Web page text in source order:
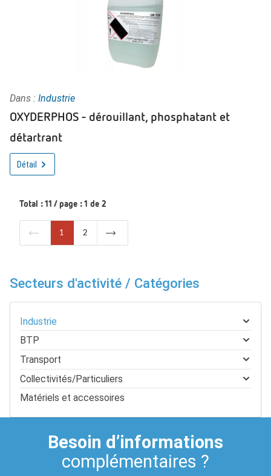
Dans : Industrie
OXYDERPHOS - dérouillant, phosphatant et
détartrant
Détail
Total : 11 / page : 1 de 2
1 2
Secteurs d'activité / Catégories
Industrie
BTP
Transport
Collectivités/Particuliers
Matériels et accessoires
Besoin d’informations
complémentaires ?